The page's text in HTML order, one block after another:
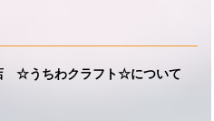
☆うちわクラフト☆について